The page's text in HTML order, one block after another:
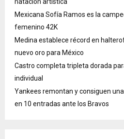
Mexicana Sofía Ramos es la
femenino 42K
Medina establece récord en
nuevo oro para México
Castro completa tripleta dorada
individual
Yankees remontan y consiguen
en 10 entradas ante los Bravos